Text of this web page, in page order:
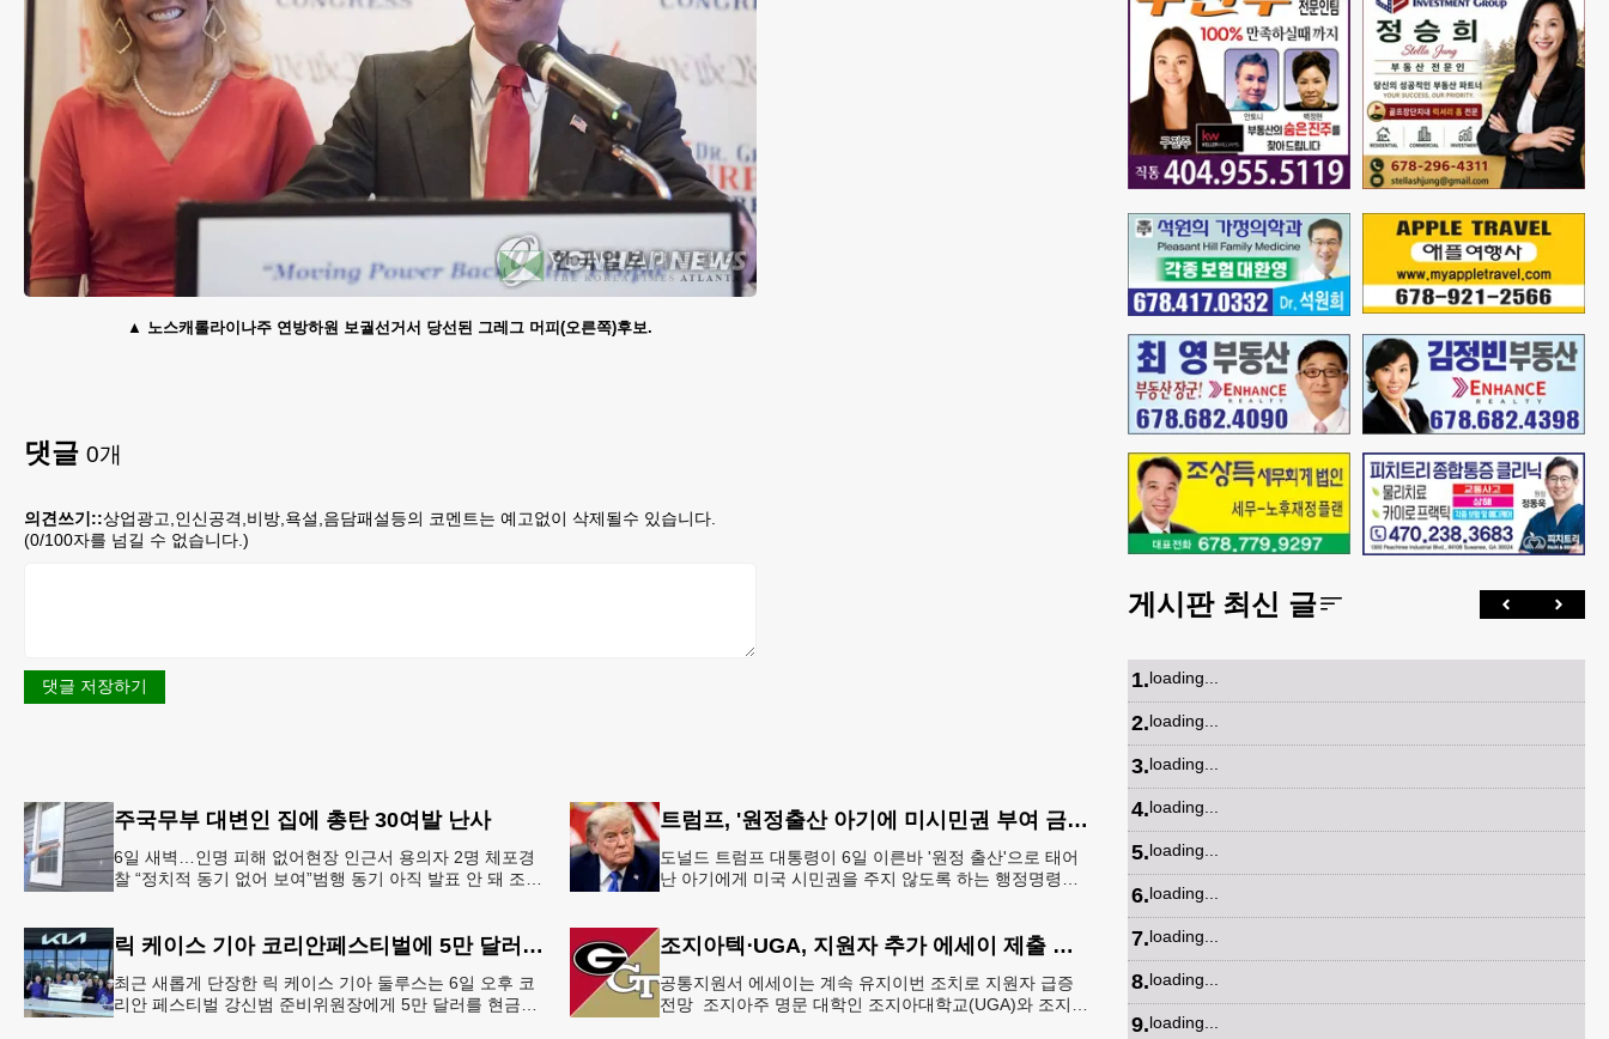
노스캐롤라이나주 연방하원 보궐선거서 당선된 그레그 머피(오른쪽)후보.
댓글 0개
의견쓰기::상업광고,인신공격,비방,욕설,음담패설등의 코멘트는 예고없이 삭제될수 있습니다.
(0/100자를 넘길 수 없습니다.)
댓글 저장하기
주국무부 대변인 집에 총탄 30여발 난사
6일 새벽…인명 피해 없어현장 인근서 용의자 2명 체포경
찰 “정치적 동기 없어 보여”범행 동기 아직 발표 안 돼 조지
트럼프, '원정출산 아기에 미시민권 부여 금지' 행정명령 서명
도널드 트럼프 대통령이 6일 이른바 '원정 출산'으로 태어
난 아기에게 미국 시민권을 주지 않도록 하는 행정명령에
릭 케이스 기아 코리안페스티벌에 5만 달러 후원
최근 새롭게 단장한 릭 케이스 기아 둘루스는 6일 오후 코
리안 페스티벌 강신범 준비위원장에게 5만 달러를 현금으
조지아텍⋅UGA, 지원자 추가 에세이 제출 폐지
공통지원서 에세이는 계속 유지이번 조치로 지원자 급증
전망 조지아주 명문 대학인 조지아대학교(UGA)와 조지아
게시판 최신 글
1.loading...
2.loading...
3.loading...
4.loading...
5.loading...
6.loading...
7.loading...
8.loading...
9.loading...